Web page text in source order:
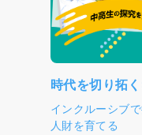
時代を切り拓
インクルーシブ
人財を育てる